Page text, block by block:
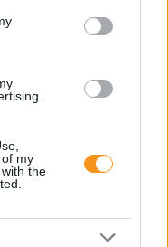
my
the
higiénés
pelenkás
előfordulhat,
fokozottabb